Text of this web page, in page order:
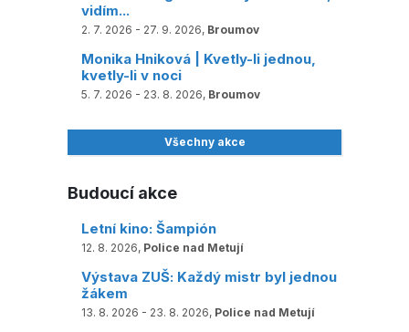
vidím...
2. 7. 2026 - 27. 9. 2026, Broumov
Monika Hniková | Kvetly-li jednou,
kvetly-li v noci
5. 7. 2026 - 23. 8. 2026, Broumov
Všechny akce
Budoucí akce
Letní kino: Šampión
12. 8. 2026, Police nad Metují
Výstava ZUŠ: Každý mistr byl jednou
žákem
13. 8. 2026 - 23. 8. 2026, Police nad Metují